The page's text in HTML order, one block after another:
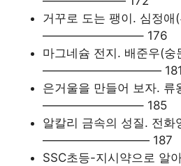
거꾸로 도는 팽이. 심정애
————————– 176
마그네슘 전지. 배준우(숭
—————————— 181
은거울을 만들어 보자. 류
————————– 185
알칼리 금속의 성질. 전화
————————— 187
SSC초등-지시약으로 알